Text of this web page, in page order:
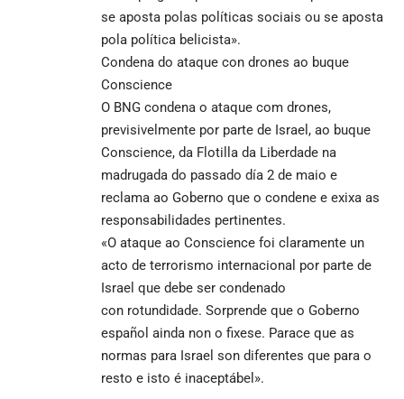
se aposta polas políticas sociais ou se aposta
pola política belicista».
Condena do ataque con drones ao buque
Conscience
O BNG condena o ataque com drones,
previsivelmente por parte de Israel, ao buque
Conscience, da Flotilla da Liberdade na
madrugada do passado día 2 de maio e
reclama ao Goberno que o condene e exixa as
responsabilidades pertinentes.
«O ataque ao Conscience foi claramente un
acto de terrorismo internacional por parte de
Israel que debe ser condenado
con rotundidade. Sorprende que o Goberno
español ainda non o fixese. Parace que as
normas para Israel son diferentes que para o
resto e isto é inaceptábel».